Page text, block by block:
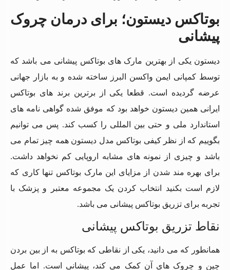
بوتاکس دیستون؛ برای درمان چروک
پیشانی
دیستون یکی از بهترین مارک های بوتاکس پیشانی می باشد که
توسط کمپانی ایمن واکسن البرز ساخته شده و به بازار جهانی
عرضه گردیده است. قطعا یکی از برترین برند های بوتاکس
ایرانی همین دیستون خواهد بود که موفق شده گواهی‌ نامه های
استاندارد ملی و حتی بین‌ المللی را کسب کند. پس می‌ توانیم
بگوییم که از نظر کیفی بوتاکس مدل دیستون همه چیز تمام می
باشد و چیزی از نمونه های مشابه اروپایی کم نخواهد داشت.
برای بهره مند شدن از مزایای این مارک بوتاکس تنها کاری که
لازم است بکنید انتخاب کردن یک مجموعه معتبر و پزشک با
تجربه برای تزریق بوتاکس پیشانی می باشد.
نقاط تزریق بوتاکس پیشانی
همانطور که می دانید، یکی از نقاطی که بوتاکس به از بین بردن
چین و چروک های آن کمک می کند، پیشانی است. اما عمل